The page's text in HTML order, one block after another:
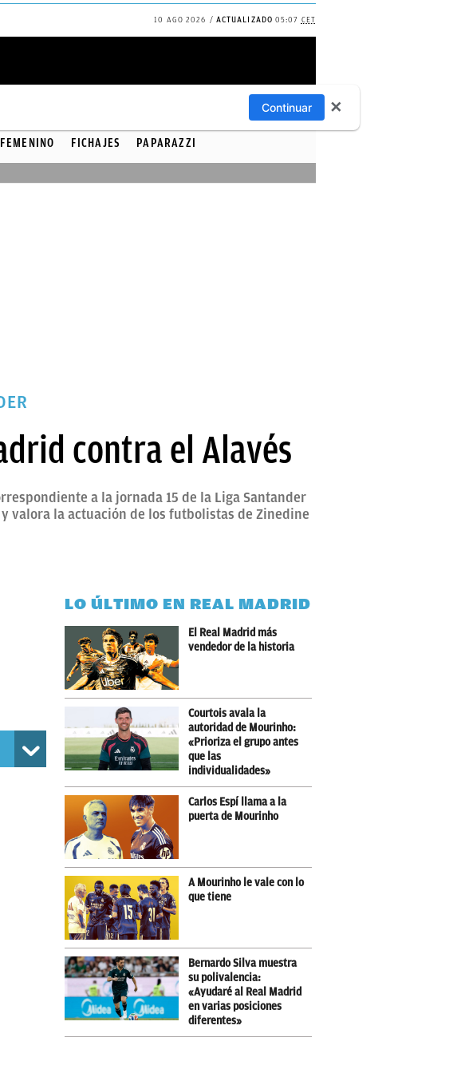
10 AGO 2026 ACTUALIZADO 05:07 CET
FEMENINO FICHAJES PAPARAZZI
contra el Alavés
a la jornada 15 de la Liga Santander
valora la actuación de los futbolistas de Zinedine
LO ÚLTIMO EN REAL MADRID
El Real Madrid más
vendedor de la historia
Courtois avala la
autoridad de Mourinho:
«Prioriza el grupo antes
que las
individualidades»
Carlos Espí llama a la
puerta de Mourinho
A Mourinho le vale con lo
que tiene
Bernardo Silva muestra
su polivalencia:
«Ayudaré al Real Madrid
en varias posiciones
diferentes»
Continuar ✕